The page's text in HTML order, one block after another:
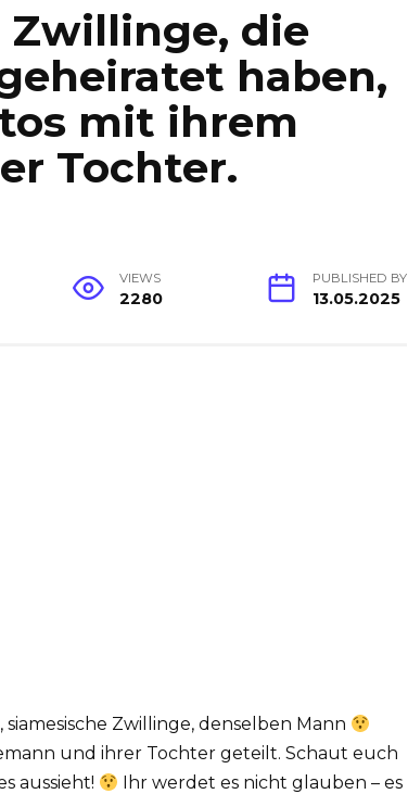
Zwillinge, die
haben,
mit ihrem
Tochter.
VIEWS
2280
PUBLISHED BY
13.05.2025
Zwillinge, denselben Mann
und ihrer Tochter geteilt. Schaut euch
aussieht!
Ihr werdet es nicht glauben – es